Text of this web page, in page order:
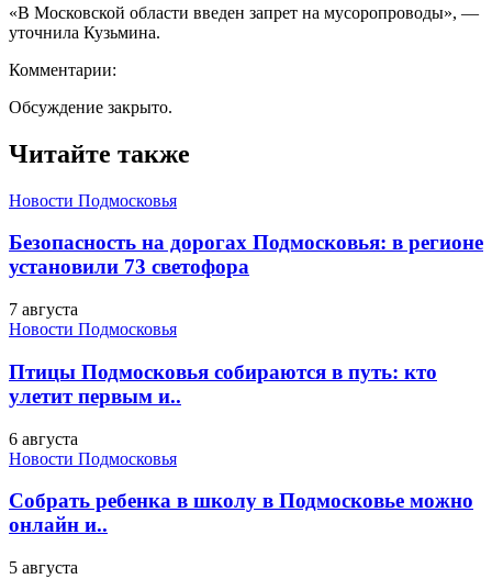
«В Московской области введен запрет на мусоропроводы», —
уточнила Кузьмина.
Комментарии:
Обсуждение закрыто.
Читайте также
Новости Подмосковья
Безопасность на дорогах Подмосковья: в регионе
установили 73 светофора
7 августа
Новости Подмосковья
Птицы Подмосковья собираются в путь: кто
улетит первым и..
6 августа
Новости Подмосковья
Собрать ребенка в школу в Подмосковье можно
онлайн и..
5 августа